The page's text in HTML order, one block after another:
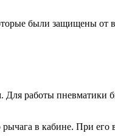
были защищены от
работы
в кабине. При